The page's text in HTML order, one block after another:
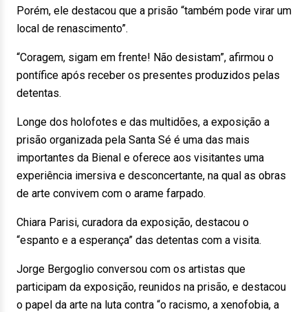
Porém, ele destacou que a prisão “também pode virar um
local de renascimento”.
“Coragem, sigam em frente! Não desistam”, afirmou o
pontífice após receber os presentes produzidos pelas
detentas.
Longe dos holofotes e das multidões, a exposição a
prisão organizada pela Santa Sé é uma das mais
importantes da Bienal e oferece aos visitantes uma
experiência imersiva e desconcertante, na qual as obras
de arte convivem com o arame farpado.
Chiara Parisi, curadora da exposição, destacou o
“espanto e a esperança” das detentas com a visita.
Jorge Bergoglio conversou com os artistas que
participam da exposição, reunidos na prisão, e destacou
o papel da arte na luta contra “o racismo, a xenofobia, a